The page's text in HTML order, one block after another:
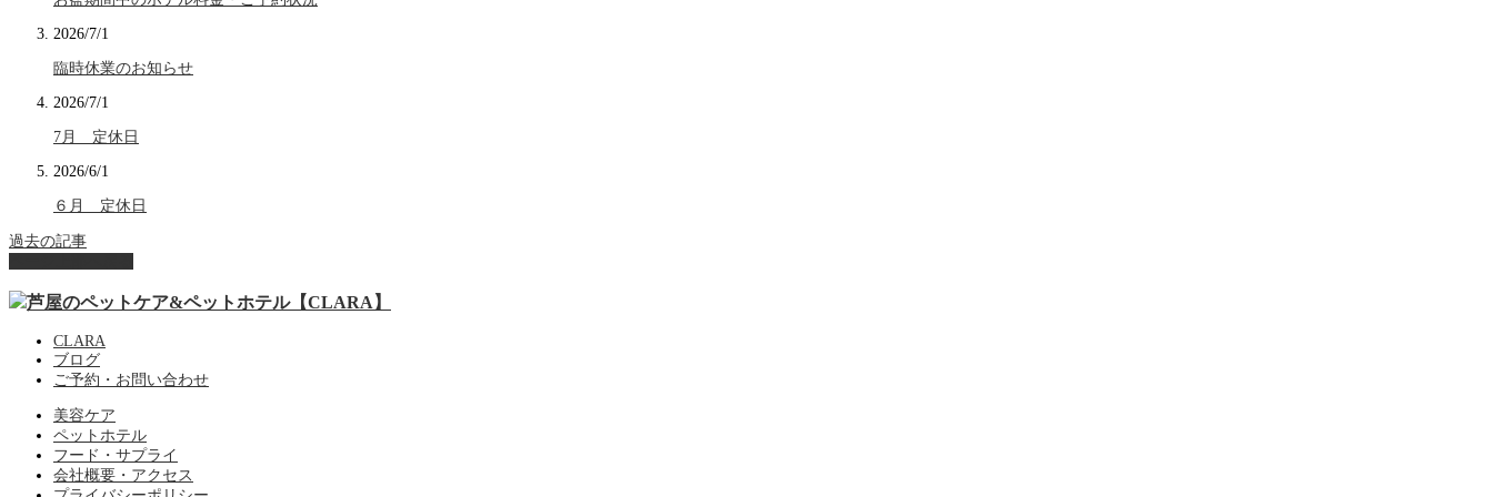
2026/7/1
臨時休業のお知らせ
2026/7/1
7月 定休日
2026/6/1
６月 定休日
過去の記事
CLARA
ブログ
ご予約・お問い合わせ
美容ケア
ペットホテル
フード・サプライ
会社概要・アクセス